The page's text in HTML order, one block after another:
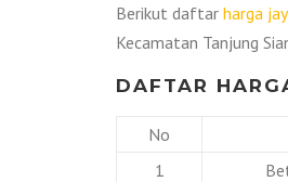
Berikut daftar harga
Kecamatan Tanjung
DAFTAR
No
1